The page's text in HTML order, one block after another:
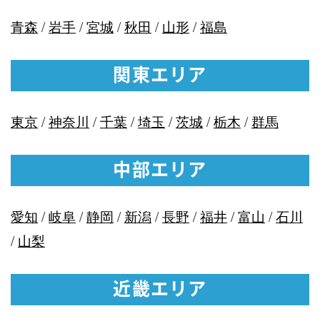
青森 /岩手/宮城/秋田 /山形 /福島
関東エリア
東京/神奈川 /千葉/埼玉 /茨城/栃木 /群馬
中部エリア
愛知 /岐阜/静岡 /新潟 /長野 /福井/富山 /石川
/山梨
近畿エリア